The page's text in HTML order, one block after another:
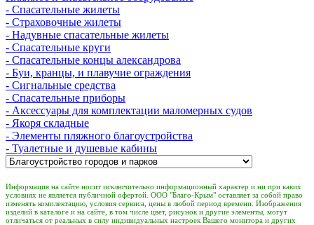
- Спасательные жилеты
- Страховочные жилеты
- Надувные спасательные жилеты
- Спасательные круги
- Спасательные концы александрова
- Буи, кранцы, и плавучие ограждения
- Сигнальные средства
- Спасательные приборы
- Аксессуары для комплектации маломерных судов
- Якоря складные
- Элементы пляжного благоустройства
- Туалетные и душевые кабины
Информация на сайте носит исключительно информационный характер и ни при каких
условиях не является публичной офертой. ООО "Благо-Крым" оставляет за собой право
изменять комплектацию, условия сервиса, цены в любой период времени. Изображения
изделий в каталоге и на сайте, в том числе цвет, рисунок и другие элементы, могут
отличаться от реальных в силу индивидуальных настроек Вашего монитора и других